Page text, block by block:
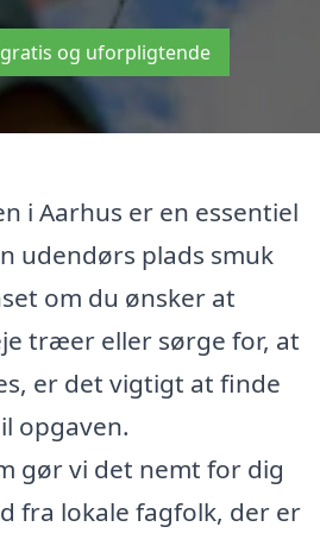
og uforpligtende
i Aarhus er en essentiel
udendørs plads smuk
om du ønsker at
træer eller sørge for, at
er det vigtigt at finde
opgaven.
gør vi det nemt for dig
fra lokale fagfolk, der er